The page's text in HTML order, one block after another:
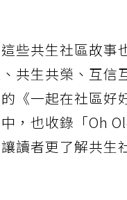
些共生社區故事
共生共榮、互信
《一起在社區好
中，也收錄「Oh
讀者更了解共生